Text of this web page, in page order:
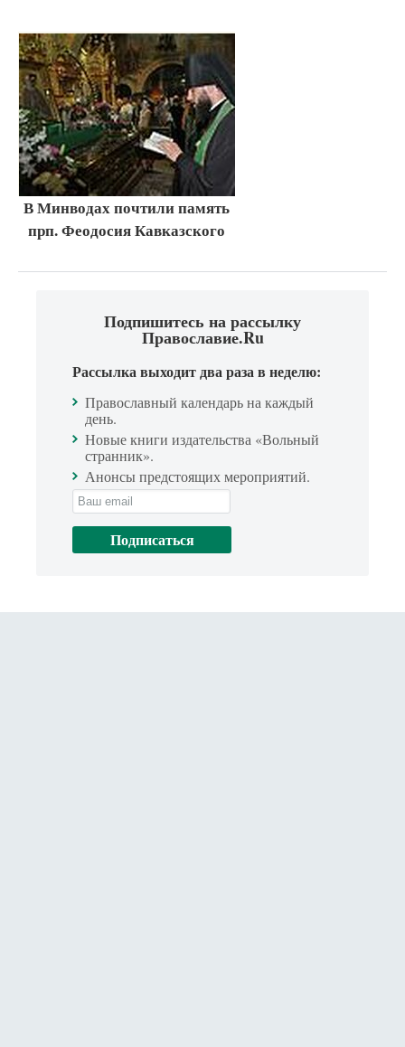
В Минводах почтили память
прп. Феодосия Кавказского
Подпишитесь на рассылку
Православие.Ru
Рассылка выходит два раза в неделю:
Православный календарь на каждый
день.
Новые книги издательства «Вольный
странник».
Анонсы предстоящих мероприятий.